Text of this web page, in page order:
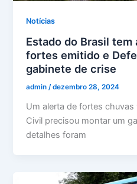
Notícias
Estado do Brasil
fortes emitido e
gabinete de crise
admin/dezembro 28, 2024
Um alerta de fortes chuvas
Civil precisou montar um
detalhes foram